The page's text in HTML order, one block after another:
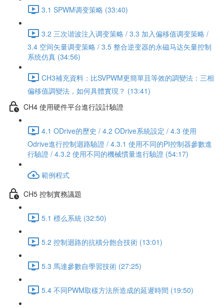
3.1 SPWM调变策略 (33:40)
3.2 三次谐波注入调变策略 / 3.3 加入偏移值调变策略 /
3.4 空间矢量调变策略 / 3.5 整合逆变器的永磁马达矢量控制
系统仿真 (34:56)
CH3補充資料：比SVPWM更簡單且等效的調變法：三相
偏移值調變法，如何具體實現？ (13:41)
CH4 使用硬件平台進行設計驗證
4.1 ODrive的歷史 / 4.2 ODrive系統設定 / 4.3 使用
Odrive進行控制迴路驗證 / 4.3.1 使用不同的PI控制器參數進
行驗證 / 4.3.2 使用不同的機械慣量進行驗證 (54:17)
範例程式
CH5 控制實務議題
5.1 標么系統 (32:50)
5.2 控制迴路的抗積分飽合技術 (13:01)
5.3 馬達參數自學習技術 (27:25)
5.4 不同PWM取樣方法所造成的延遲時間 (19:50)